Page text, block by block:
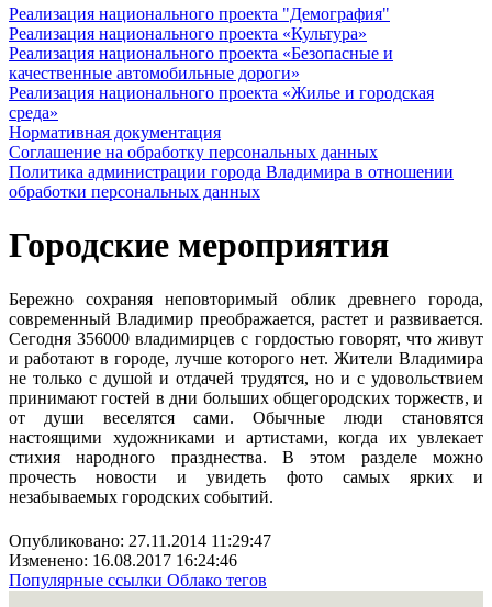
Реализация национального проекта "Демография"
Реализация национального проекта «Культура»
Реализация национального проекта «Безопасные и
качественные автомобильные дороги»
Реализация национального проекта «Жилье и городская
среда»
Нормативная документация
Соглашение на обработку персональных данных
Политика администрации города Владимира в отношении
обработки персональных данных
Городские мероприятия
Бережно сохраняя неповторимый облик древнего города,
современный Владимир преображается, растет и развивается.
Сегодня 356000 владимирцев с гордостью говорят, что живут
и работают в городе, лучше которого нет. Жители Владимира
не только с душой и отдачей трудятся, но и с удовольствием
принимают гостей в дни больших общегородских торжеств, и
от души веселятся сами. Обычные люди становятся
настоящими художниками и артистами, когда их увлекает
стихия народного празднества. В этом разделе можно
прочесть новости и увидеть фото самых ярких и
незабываемых городских событий.
Опубликовано: 27.11.2014 11:29:47
Изменено: 16.08.2017 16:24:46
Популярные ссылки Облако тегов